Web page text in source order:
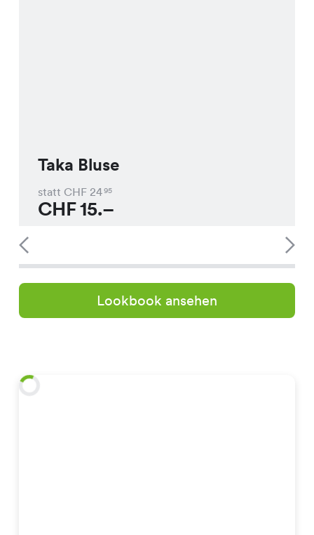
Taka Bluse
statt CHF 2495
CHF15.–
Lookbook ansehen